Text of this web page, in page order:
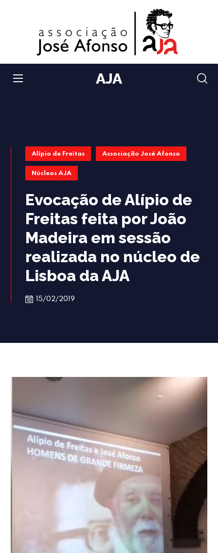
AJA
Alípio de Freitas Associação José Afonso
Núcleos AJA
Evocação de Alípio de
Freitas feita por João
Madeira em sessão
realizada no núcleo de
Lisboa da AJA
15/02/2019